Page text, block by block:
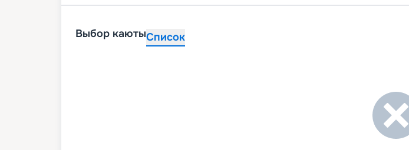
Выбор каютыСписок